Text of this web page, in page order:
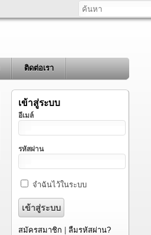
ติดต่อเรา
เข้าสู่ระบบ
อีเมล์
รหัสผ่าน
จำฉันไว้ในระบบ
สมัครสมาชิก ลืมรหัสผ่าน?